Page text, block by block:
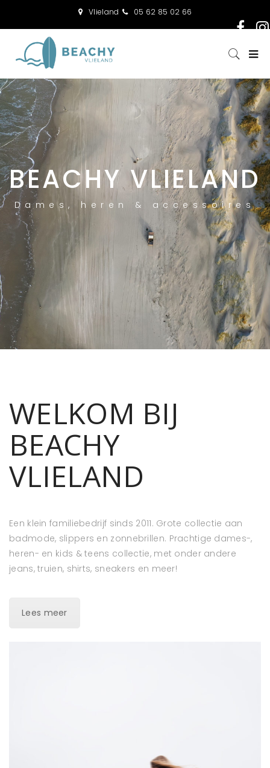
Vlieland 05 62 85 02 66
BEACHY VLIELAND
Dames, heren & accessoires
WELKOM BIJ
BEACHY
VLIELAND
Een klein familiebedrijf sinds 2011. Grote collectie aan
badmode, slippers en zonnebrillen. Prachtige dames-,
heren- en kids & teens collectie, met onder andere
jeans, truien, shirts, sneakers en meer!
Lees meer